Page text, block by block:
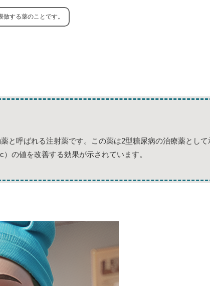
する薬のことです。
と呼ばれる注射薬です。この薬は2型糖尿病の治療薬として
の値を改善する効果が示されています。